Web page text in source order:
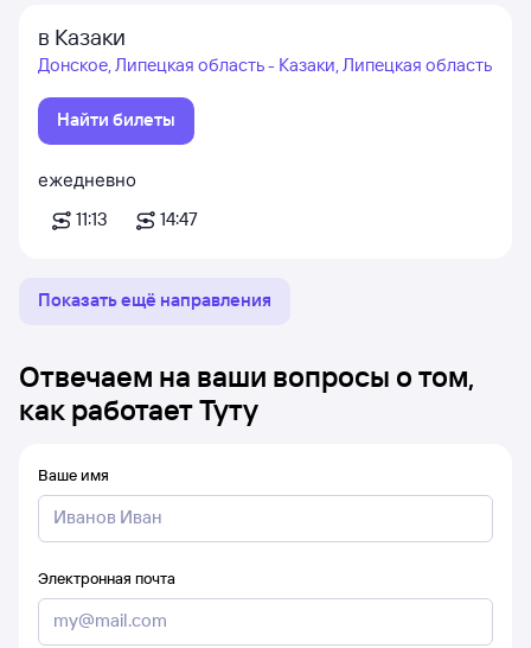
в Казаки
Донское, Липецкая область - Казаки, Липецкая область
Найти билеты
ежедневно
11:13
14:47
Показать ещё направления
Отвечаем на ваши вопросы о том,
как работает Туту
Ваше имя
Электронная почта